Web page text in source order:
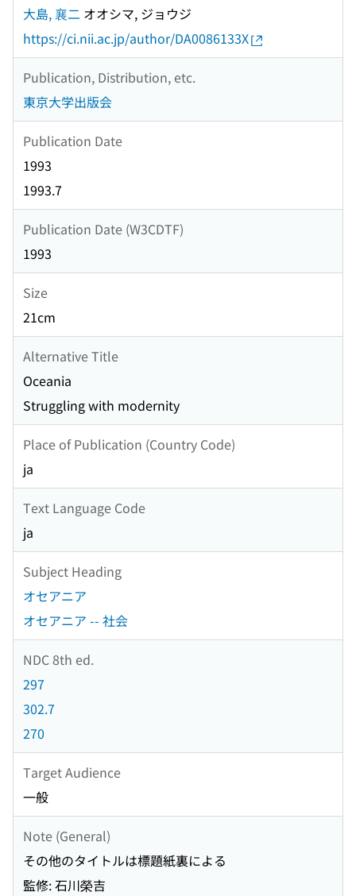
大島, 襄二 オオシマ, ジョウジ
https://ci.nii.ac.jp/author/DA0086133X
Publication, Distribution, etc.
東京大学出版会
Publication Date
1993
1993.7
Publication Date (W3CDTF)
1993
Size
21cm
Alternative Title
Oceania
Struggling with modernity
Place of Publication (Country Code)
ja
Text Language Code
ja
Subject Heading
オセアニア
オセアニア -- 社会
NDC 8th ed.
297
302.7
270
Target Audience
一般
Note (General)
その他のタイトルは標題紙裏による
監修: 石川榮吉